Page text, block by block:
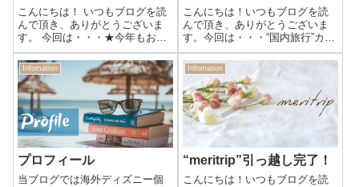
こんにちは！ いつもブログを読
んで頂き、ありがとうございま
す。 今回は・・・★今年もお世
話になりました！めぐりかの
2020年まとめ！2020年最終日で
すね。あっという間すぎて明日
から新年を迎える気がしません
💦 今日は毎年恒例の2020年振
り...
を紹介！
こんにちは！いつもブログを読
んで頂き、ありがとうございま
す。今回は・・・“国内旅行”カテ
ゴリー追加！目次一覧の変更・
タグの追加など変更点を紹介！
ライブドアブログから引っ越し
てきてもうすぐ1年！(ブログを始
めてから3年10ヶ月25日！)丁度
引...
Infomation
プロフィール
当ブログでは海外ディズニー個
Infomation
“meritrip”引っ越し完了！
こんにちは！いつもブログを読